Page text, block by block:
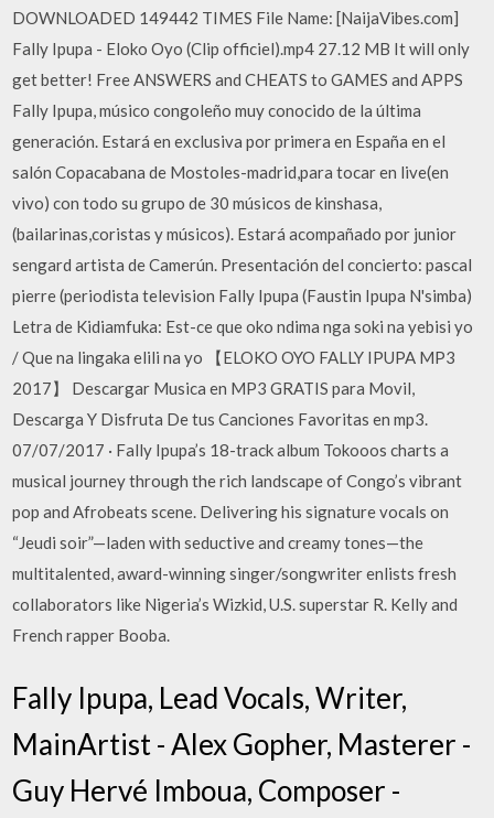
DOWNLOADED 149442 TIMES File Name: [NaijaVibes.com]
Fally Ipupa - Eloko Oyo (Clip officiel).mp4 27.12 MB It will only
get better! Free ANSWERS and CHEATS to GAMES and APPS
Fally Ipupa, músico congoleño muy conocido de la última
generación. Estará en exclusiva por primera en España en el
salón Copacabana de Mostoles-madrid,para tocar en live(en
vivo) con todo su grupo de 30 músicos de kinshasa,
(bailarinas,coristas y músicos). Estará acompañado por junior
sengard artista de Camerún. Presentación del concierto: pascal
pierre (periodista television Fally Ipupa (Faustin Ipupa N'simba)
Letra de Kidiamfuka: Est-ce que oko ndima nga soki na yebisi yo
/ Que na lingaka elili na yo 【ELOKO OYO FALLY IPUPA MP3
2017】 Descargar Musica en MP3 GRATIS para Movil,
Descarga Y Disfruta De tus Canciones Favoritas en mp3.
07/07/2017 · Fally Ipupa’s 18-track album Tokooos charts a
musical journey through the rich landscape of Congo’s vibrant
pop and Afrobeats scene. Delivering his signature vocals on
“Jeudi soir”—laden with seductive and creamy tones—the
multitalented, award-winning singer/songwriter enlists fresh
collaborators like Nigeria’s Wizkid, U.S. superstar R. Kelly and
French rapper Booba.
Fally Ipupa, Lead Vocals, Writer,
MainArtist - Alex Gopher, Masterer -
Guy Hervé Imboua, Composer -